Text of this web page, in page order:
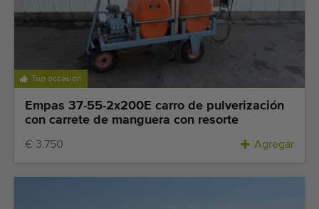
Top occasion
Empas 37-55-2x200E carro de pulverización
con carrete de manguera con resorte
€ 3.750 Agregar